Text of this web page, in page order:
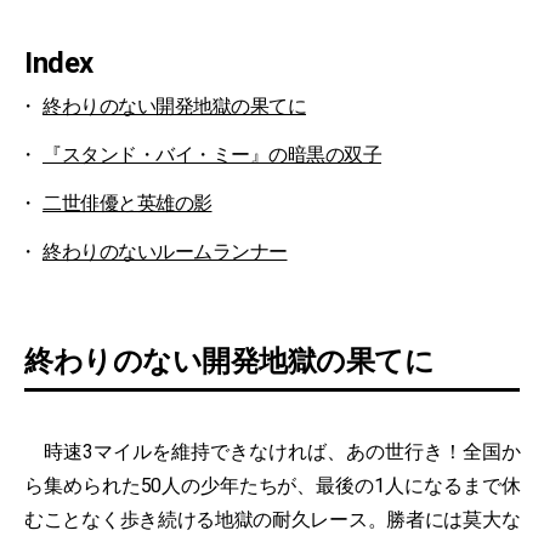
Index
終わりのない開発地獄の果てに
『スタンド・バイ・ミー』の暗黒の双子
二世俳優と英雄の影
終わりのないルームランナー
終わりのない開発地獄の果てに
時速3マイルを維持できなければ、あの世行き！全国か
ら集められた50人の少年たちが、最後の1人になるまで休
むことなく歩き続ける地獄の耐久レース。勝者には莫大な